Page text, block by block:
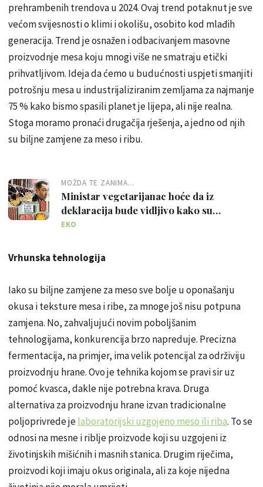
prehrambenih trendova u 2024. Ovaj trend potaknut je sve
većom svijesnosti o klimi i okolišu, osobito kod mlađih
generacija. Trend je osnažen i odbacivanjem masovne
proizvodnje mesa koju mnogi više ne smatraju etički
prihvatljivom. Ideja da ćemo u budućnosti uspjeti smanjiti
potrošnju mesa u industrijaliziranim zemljama za najmanje
75 % kako bismo spasili planet je lijepa, ali nije realna.
Stoga moramo pronaći drugačija rješenja, a jedno od njih
su biljne zamjene za meso i ribu.
MOŽDA TE ZANIMA...
Ministar vegetarijanac hoće da iz
deklaracija bude vidljivo kako su
uzgojene životinje
EKO
Vrhunska tehnologija
Iako su biljne zamjene za meso sve bolje u oponašanju
okusa i teksture mesa i ribe, za mnoge još nisu potpuna
zamjena. No, zahvaljujući novim poboljšanim
tehnologijama, konkurencija brzo napreduje. Precizna
fermentacija, na primjer, ima velik potencijal za održiviju
proizvodnju hrane. Ovo je tehnika kojom se pravi sir uz
pomoć kvasca, dakle nije potrebna krava. Druga
alternativa za proizvodnju hrane izvan tradicionalne
poljoprivrede jelaboratorijski uzgojeno meso ili riba. To se
odnosi na mesne i riblje proizvode koji su uzgojeni iz
životinjskih mišićnih i masnih stanica. Drugim riječima,
proizvodi koji imaju okus originala, ali za koje nijedna